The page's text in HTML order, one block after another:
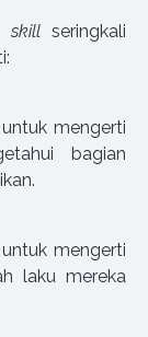
skillseringkali
untuk mengerti
bagian
untuk mengerti
laku mereka